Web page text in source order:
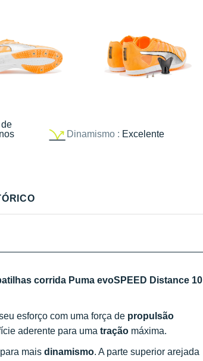
Dinamismo : Excelente
corrida Puma evoSPEED Distance 10
esforço com uma força de propulsão
aderente para uma tração máxima.
mais dinamismo. A parte superior arejada